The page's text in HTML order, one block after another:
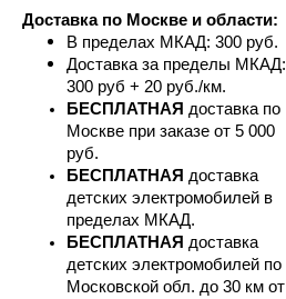
Доставка по Москве и области:
В пределах МКАД: 300 руб.
Доставка за пределы МКАД:
300 руб + 20 руб./км.
БЕСПЛАТНАЯ доставка по
Москве при заказе от 5 000
руб.
БЕСПЛАТНАЯ доставка
детских электромобилей в
пределах МКАД.
БЕСПЛАТНАЯ доставка
детских электромобилей по
Московской обл. до 30 км от